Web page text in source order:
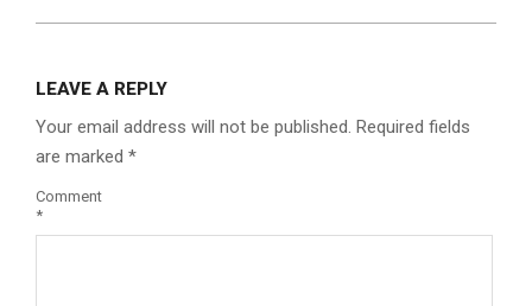
LEAVE A REPLY
Your email address will not be published. Required fields
are marked *
Comment
*